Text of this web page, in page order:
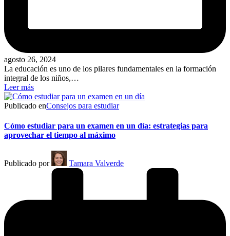
agosto 26, 2024
La educación es uno de los pilares fundamentales en la formación
integral de los niños,…
Leer más
Publicado enConsejos para estudiar
Cómo estudiar para un examen en un día: estrategias para
aprovechar el tiempo al máximo
Publicado por Tamara Valverde